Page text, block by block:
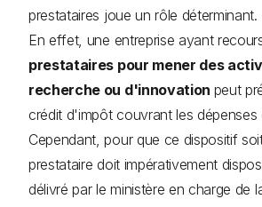
prestataires joue un rôle déterminant.
En effet, une entreprise ayant
prestataires pour mener des
recherche ou d'innovation peut
crédit d'impôt couvrant les dépenses
Cependant, pour que ce dispositif
prestataire doit impérativement
délivré par le ministère en charge de